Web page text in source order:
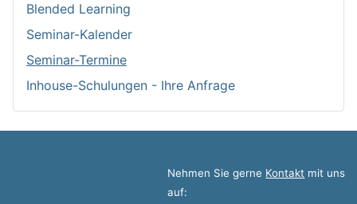
Blended Learning
Seminar-Kalender
Seminar-Termine
Inhouse-Schulungen - Ihre Anfrage
Nehmen Sie gerne Kontakt mit uns
auf: